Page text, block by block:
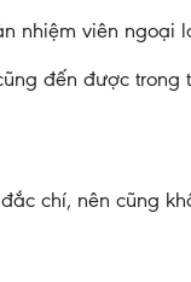
nhiệm viên
đến được trong
chí, nên cũng